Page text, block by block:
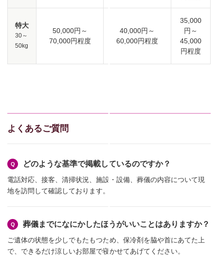
特大
30～
50kg
50,000円～
70,000円程度
40,000円～
60,000円程度
35,000
円～
45,000
円程度
よくあるご質問
どのような基準で掲載しているのですか？
電話対応、接客、清掃状況、施設・設備、葬儀の内容について現
地を訪問して確認しております。
葬儀までになにかしたほうがいいことはありますか？
ご遺体の状態を少しでもたもつため、保冷剤を脇や首にあてた上
で、できるだけ涼しいお部屋で寝かせてあげてください。